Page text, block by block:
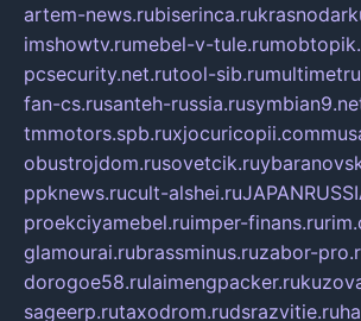
artem-news.rubiserinca.ru
imshowtv.rumebel-v-tule.ru
pcsecurity.net.rutool-sib.ru
fan-cs.rusanteh-russia.ru
tmmotors.spb.ruxjocuricopii.com
obustrojdom.rusovetcik.ru
ppknews.rucult-alshei.ru
proekciyamebel.ruimper-finans.ru
glamourai.rubrassminus.ruzabor-
dorogoe58.rulaimengpacker.ru
sageerp.rutaxodrom.rudsrazvitie.ru